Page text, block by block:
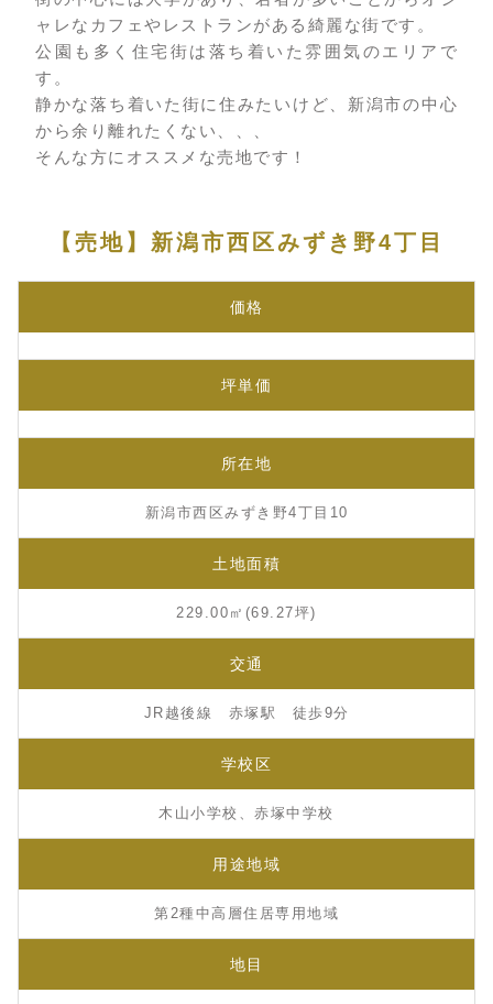
ャレなカフェやレストランがある綺麗な街です。
公園も多く住宅街は落ち着いた雰囲気のエリアで
す。
静かな落ち着いた街に住みたいけど、新潟市の中心
から余り離れたくない、、、
そんな方にオススメな売地です！
【売地】新潟市西区みずき野4丁目
価格
坪単価
所在地
新潟市西区みずき野4丁目10
土地面積
229.00㎡(69.27坪)
交通
JR越後線 赤塚駅 徒歩9分
学校区
木山小学校、赤塚中学校
用途地域
第2種中高層住居専用地域
地目